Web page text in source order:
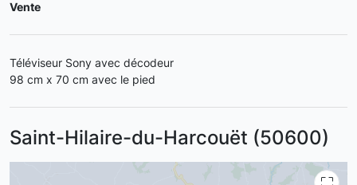
Vente
Téléviseur Sony avec décodeur
98 cm x 70 cm avec le pied
Saint-Hilaire-du-Harcouët (50600)